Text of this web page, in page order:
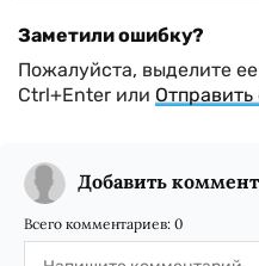
Заметили ошибку?
Пожалуйста, выделите
Ctrl+Enter или
Добавить
Всего комментариев: 0